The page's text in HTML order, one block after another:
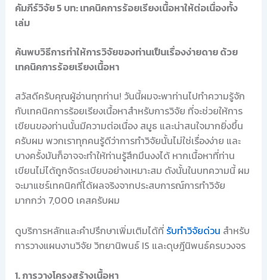
คัมภีร์วิจัย 5 บท: เทคนิคการร้อยเรียงเนื้อหาให้ต่อเนื่องทั้ง
เล่ม
ค้นพบวิธีการทำให้การวิจัยของท่านเป็นเรื่องง่ายดาย ด้วย
เทคนิคการร้อยเรียงเนื้อหา
สวัสดีครับคุณผู้อ่านทุกท่าน! วันนี้ผมจะพาท่านไปทำความรู้จัก
กับเทคนิคการร้อยเรียงเนื้อหาสำหรับการวิจัย ที่จะช่วยให้การ
เขียนของท่านนั้นมีความต่อเนื่อง สมูธ และน่าสนใจมากยิ่งขึ้น
ครับผม พวกเราทุกคนรู้ดีว่าการทำวิจัยนั้นไม่ใช่เรื่องง่าย และ
บางครั้งมันก็อาจจะทำให้ท่านรู้สึกมึนงงได้ หากเนื้อหาที่ท่าน
เขียนไม่ได้ถูกจัดระเบียบอย่างเหมาะสม ดังนั้นในบทความนี้ ผม
จะมาแชร์เทคนิคที่ได้ผลจริงจากประสบการณ์การทำวิจัย
มากกว่า 7,000 เคสครับผม
ดูบริการหลักและคำปรึกษาเพิ่มเติมได้ที่ รับทำวิจัยด่วน สำหรับ
การวางแผนงานวิจัย วิทยานิพนธ์ IS และดุษฎีนิพนธ์ครบวงจร
1. การวางโครงสร้างเนื้อหา